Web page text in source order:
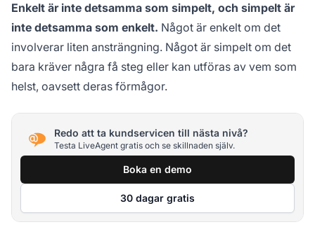
Enkelt är inte detsamma som simpelt, och simpelt är
inte detsamma som enkelt. Något är enkelt om det
involverar liten ansträngning. Något är simpelt om det
bara kräver några få steg eller kan utföras av vem som
helst, oavsett deras förmågor.
Redo att ta kundservicen till nästa nivå?
Testa LiveAgent gratis och se skillnaden själv.
Boka en demo
30 dagar gratis